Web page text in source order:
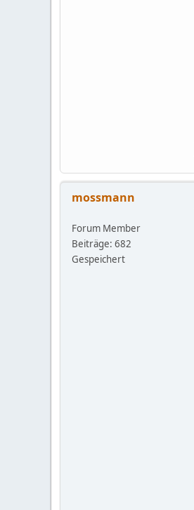
mossmann
Forum Member
Beiträge: 682
Gespeichert